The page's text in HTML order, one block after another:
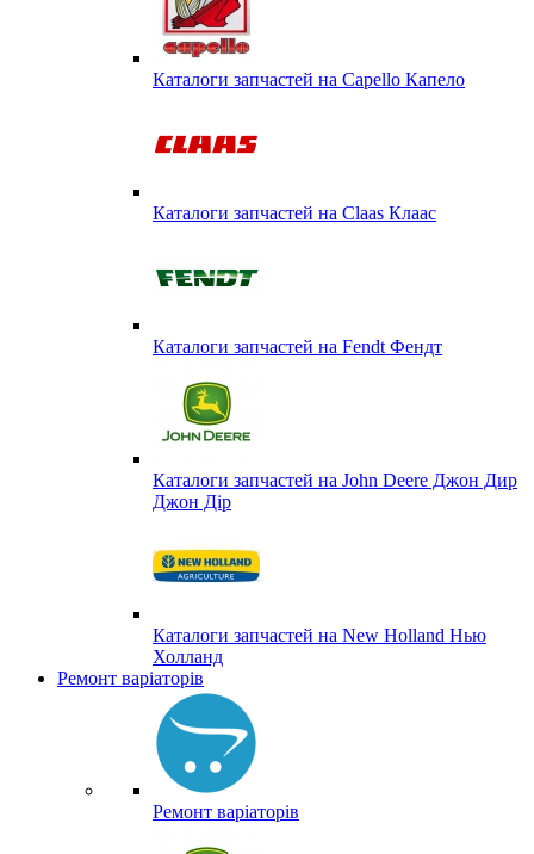
Каталоги запчастей на Capello Капело
Каталоги запчастей на Claas Клаас
Каталоги запчастей на Fendt Фендт
Каталоги запчастей на John Deere Джон Дир
Джон Дір
Каталоги запчастей на New Holland Нью
Холланд
Ремонт варіаторів
Ремонт варіаторів